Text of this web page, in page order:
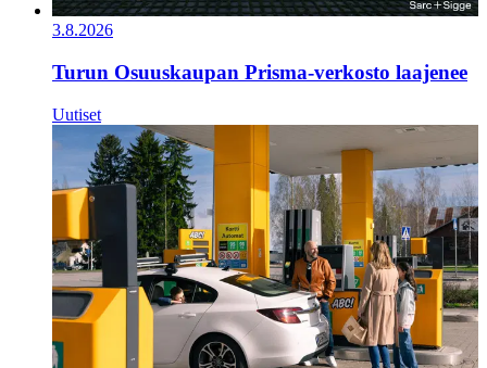
3.8.2026
Turun Osuuskaupan Prisma-verkosto laajenee
Uutiset